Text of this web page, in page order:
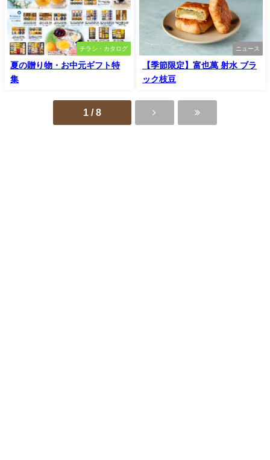
チラシ・カタログ
夏の贈り物・お中元ギフト特
集
ニュース
【季節限定】富也萬 射水 ブラ
ック枝豆
1 / 8